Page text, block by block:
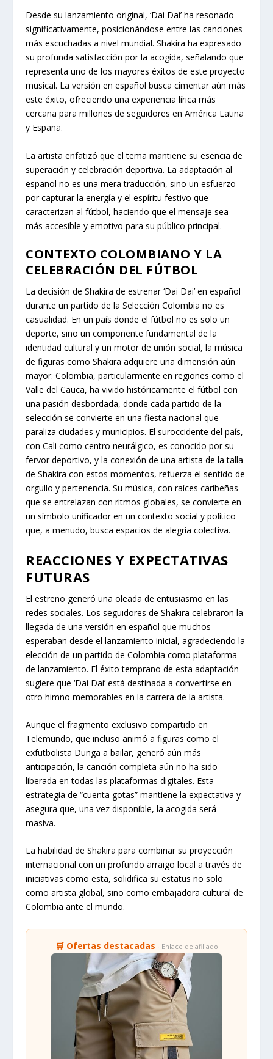
Desde su lanzamiento original, ‘Dai Dai’ ha resonado
significativamente, posicionándose entre las canciones
más escuchadas a nivel mundial. Shakira ha expresado
su profunda satisfacción por la acogida, señalando que
representa uno de los mayores éxitos de este proyecto
musical. La versión en español busca cimentar aún más
este éxito, ofreciendo una experiencia lírica más
cercana para millones de seguidores en América Latina
y España.
La artista enfatizó que el tema mantiene su esencia de
superación y celebración deportiva. La adaptación al
español no es una mera traducción, sino un esfuerzo
por capturar la energía y el espíritu festivo que
caracterizan al fútbol, haciendo que el mensaje sea
más accesible y emotivo para su público principal.
CONTEXTO COLOMBIANO Y LA
CELEBRACIÓN DEL FÚTBOL
La decisión de Shakira de estrenar ‘Dai Dai’ en español
durante un partido de la Selección Colombia no es
casualidad. En un país donde el fútbol no es solo un
deporte, sino un componente fundamental de la
identidad cultural y un motor de unión social, la música
de figuras como Shakira adquiere una dimensión aún
mayor. Colombia, particularmente en regiones como el
Valle del Cauca, ha vivido históricamente el fútbol con
una pasión desbordada, donde cada partido de la
selección se convierte en una fiesta nacional que
paraliza ciudades y municipios. El suroccidente del país,
con Cali como centro neurálgico, es conocido por su
fervor deportivo, y la conexión de una artista de la talla
de Shakira con estos momentos, refuerza el sentido de
orgullo y pertenencia. Su música, con raíces caribeñas
que se entrelazan con ritmos globales, se convierte en
un símbolo unificador en un contexto social y político
que, a menudo, busca espacios de alegría colectiva.
REACCIONES Y EXPECTATIVAS
FUTURAS
El estreno generó una oleada de entusiasmo en las
redes sociales. Los seguidores de Shakira celebraron la
llegada de una versión en español que muchos
esperaban desde el lanzamiento inicial, agradeciendo la
elección de un partido de Colombia como plataforma
de lanzamiento. El éxito temprano de esta adaptación
sugiere que ‘Dai Dai’ está destinada a convertirse en
otro himno memorables en la carrera de la artista.
Aunque el fragmento exclusivo compartido en
Telemundo, que incluso animó a figuras como el
exfutbolista Dunga a bailar, generó aún más
anticipación, la canción completa aún no ha sido
liberada en todas las plataformas digitales. Esta
estrategia de “cuenta gotas” mantiene la expectativa y
asegura que, una vez disponible, la acogida será
masiva.
La habilidad de Shakira para combinar su proyección
internacional con un profundo arraigo local a través de
iniciativas como esta, solidifica su estatus no solo
como artista global, sino como embajadora cultural de
Colombia ante el mundo.
🛒 Ofertas destacadas · Enlace de afiliado